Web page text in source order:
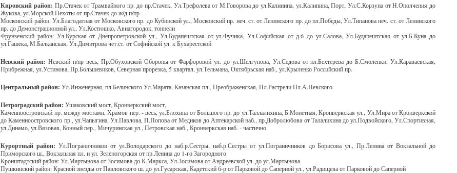
Кировский район: Пр.Стачек от Трамвайного пр. до пр.Стачек, Ул.Трефолева от М.Говорова до ул.Калинина, ул.Калинина, Порт, Ул.С.Корзуна от Н.Ополчения до
Жукова, ул.Морской Пехоты от пр.Стачек до ж/д п/пр
Московский район: Ул.Благодатная от Московского пр. до Кубинской ул., Московский пр. неч. ст. от Ленинского пр. до пл.Победы, Ул.Типанова неч. ст. от Ленинского
пр. до Демонстрационной ул., Ул.Костюшко, Авиагородок, тоннели
Фрунзенский район: Ул.Курская от Днепропетровской ул., Ул.Будапештская от ул.Фучика, Ул.Софийская от д.6 до ул.Салова, Ул.Будапештская от ул.Б.Куна до
ул.Гашека, М.Балканская, Ул.Димитрова чет.ст. от Софийской ул. к Бухарестской
Невский район: Невский п/пр весь, Пр.Обуховской Обороны от Фарфоровой ул. до ул.Шелгунова, Ул.Седова от пл.Бехтерева до Б.Смоленки, Ул.Караваевская,
Прибрежная, ул.Устинова, Пр.Большевиков, Северная прорезка, 5 квартал, ул.Тельмана, Октябрьская наб., ул.Крыленко Российский пр.
Центральный район:Ул.Инженерная, пл.Белинского Ул.Марата, Казанская пл., Преображенская, Пл.Растрели Пл.А.Невского
Петроградский район: Ушаковский мост, Кронверкский мост,
Каменноостровский пр. между мостами, Храмов пер. - весь, ул.Блохина от Большого пр. до ул.Таллалихина, Б.Монетная, Кронверкская ул., Ул.Мира от Кронверкской
до Каменноостровского пр., ул.Чапыгина, Ул.Павлова, П.Попова от Медиков до Аптекарской наб., пр.Добролюбова от Талалихина до ул.Подвойского, Ул.Спортивная,
ул.Динамо, ул.Вязовая, Конный пер., Мичуринская ул., Петровская наб., Кронверкская наб. - частично
Курортный район:Ул.Пограничников от ул.Володарского до наб.р.Сестры, наб.р.Сестры от ул.Пограничников до Борисова ул., Пр.Ленина от Вокзальной до
Приморского ш., Вокзальная пл. и ул. Зеленогорская от пр.Ленина до 1-го Загородного
Кронштадтский район: Ул.Мартынова от Зосимова до К.Маркса, Ул.Зосимова от Андреевской ул. до ул.Мартынова
Пушкинский район: Красной звезды от Павловского ш. до ул.Гусарская, Кадетский б-р от Парковой до Саперной ул., ул.Радищева от Парковой до Саперной